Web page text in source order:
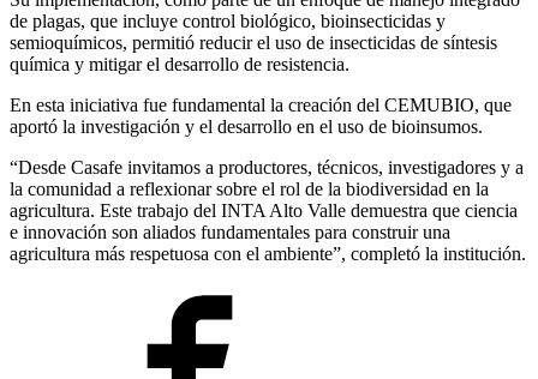
de plagas, que incluye control biológico, bioinsecticidas y
semioquímicos, permitió reducir el uso de insecticidas de síntesis
química y mitigar el desarrollo de resistencia.
En esta iniciativa fue fundamental la creación del CEMUBIO, que
aportó la investigación y el desarrollo en el uso de bioinsumos.
“Desde Casafe invitamos a productores, técnicos, investigadores y a
la comunidad a reflexionar sobre el rol de la biodiversidad en la
agricultura. Este trabajo del INTA Alto Valle demuestra que ciencia
e innovación son aliados fundamentales para construir una
agricultura más respetuosa con el ambiente”, completó la institución.